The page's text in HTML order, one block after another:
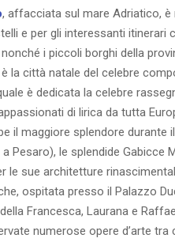
, affacciata sul mare Adriatico, è
e per gli interessanti
nonché i piccoli borghi della
la città natale del celebre
è dedicata la celebre
di lirica da tutta
il maggiore splendore durante
Pesaro), le splendide Gabicce
le sue architetture
ospitata presso il Palazzo
Francesca, Laurana e
numerose opere d’arte tra